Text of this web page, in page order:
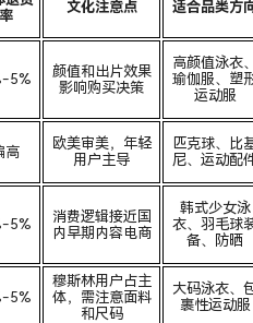
率
文化注意点 适合品类方
5%
颜值和出片效果
影响购买决策
高颜值泳衣、
瑜伽服、塑
运动服
高
欧美审美，年轻
用户主导
匹克球、比
尼、运动配
5%
消费逻辑接近国
内早期内容电商
韩式少女泳
衣、羽毛球
备、防晒
5%
穆斯林用户占主
体，需注意面料
和尺码
大码泳衣、
裹性运动服